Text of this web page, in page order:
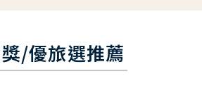
/優旅選推薦